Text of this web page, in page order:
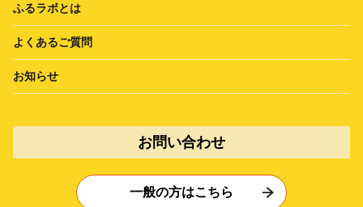
ふるラボとは
よくあるご質問
お知らせ
お問い合わせ
一般の方はこちら